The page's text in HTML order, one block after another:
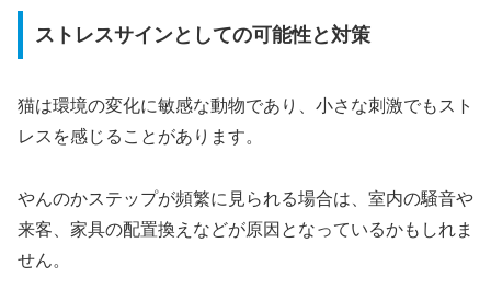
ストレスサインとしての可能性と対策
猫は環境の変化に敏感な動物であり、小さな刺激でもスト
レスを感じることがあります。
やんのかステップが頻繁に見られる場合は、室内の騒音や
来客、家具の配置換えなどが原因となっているかもしれま
せん。